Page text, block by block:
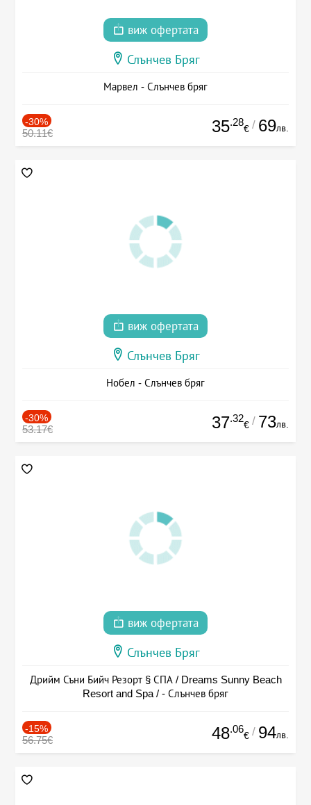
виж офертата
Слънчев Бряг
Марвел - Слънчев бряг
-30%
50.11€ 35.28
€ / 69лв.
виж офертата
Слънчев Бряг
Нобел - Слънчев бряг
-30%
53.17€ 37.32
€ / 73лв.
виж офертата
Слънчев Бряг
Дрийм Съни Бийч Резорт § СПА / Dreams Sunny Beach
Resort and Spa / - Слънчев бряг
-15%
56.75€ 48.06
€ / 94лв.